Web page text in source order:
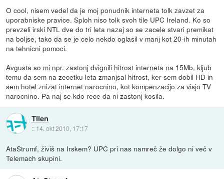
O cool, nisem vedel da je moj ponudnik interneta tolk zavzet za
uporabniske pravice. Sploh niso tolk svoh tile UPC Ireland. Ko so
prevzeli irski NTL dve do tri leta nazaj so se zacele stvari premikat
na boljse, tako da se je celo nekdo oglasil v manj kot 20-ih minutah
na tehnicni pomoci.
Avgusta so mi npr. zastonj dvignili hitrost interneta na 15Mb, kljub
temu da sem na zecetku leta zmanjsal hitrost, ker sem dobil HD in
sem hotel znizat internet narocnino, kot kompenzacijo za visjo TV
narocnino. Pa naj se kdo rece da ni zastonj kosila.
Tilen
:: 14. okt 2010, 17:17
AtaStrumf, živiš na Irskem? UPC pri nas namreč že dolgo ni več v
Telemach skupini.